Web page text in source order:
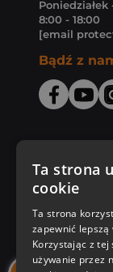
8:00 - 18:00
[email
Bądź z
Zakupy u nas
Nasza
Nasi
Ta strona
cookie
Ta strona
zapewnić lepszą
Korzystając z tej
używanie przez